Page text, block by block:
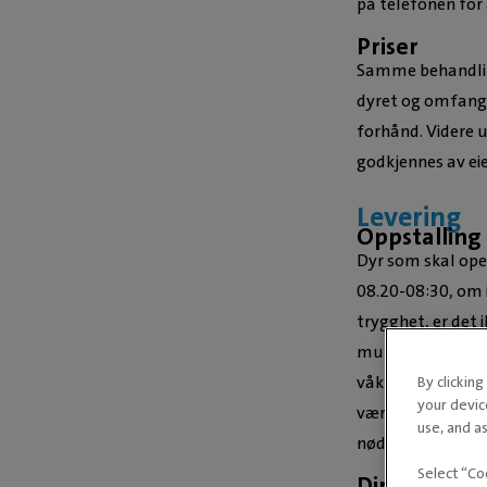
Priser
Samme
dyret og
forhånd. Videre
godkjennes av
Levering
Oppstalling
Dyr som skal
08.20-08:30,
trygghet, er det
muligheten til å
våkne i rolige
være mye
nødvendig.
By
your
use, and
Select